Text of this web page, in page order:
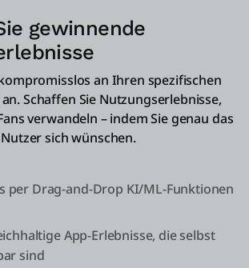
gewinnende
an Ihren spezifischen
Schaffen Sie Nutzungserlebnisse,
verwandeln – indem Sie genau das
sich wünschen.
per Drag-and-Drop KI/ML-Funktionen
App-Erlebnisse, die selbst
sind